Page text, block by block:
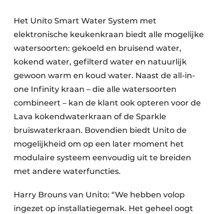
Het Unito Smart Water System met
elektronische keukenkraan biedt alle mogelijke
watersoorten: gekoeld en bruisend water,
kokend water, gefilterd water en natuurlijk
gewoon warm en koud water. Naast de all-in-
one Infinity kraan – die alle watersoorten
combineert – kan de klant ook opteren voor de
Lava kokendwaterkraan of de Sparkle
bruiswaterkraan. Bovendien biedt Unito de
mogelijkheid om op een later moment het
modulaire systeem eenvoudig uit te breiden
met andere waterfuncties.
Harry Brouns van Unito: “We hebben volop
ingezet op installatiegemak. Het geheel oogt